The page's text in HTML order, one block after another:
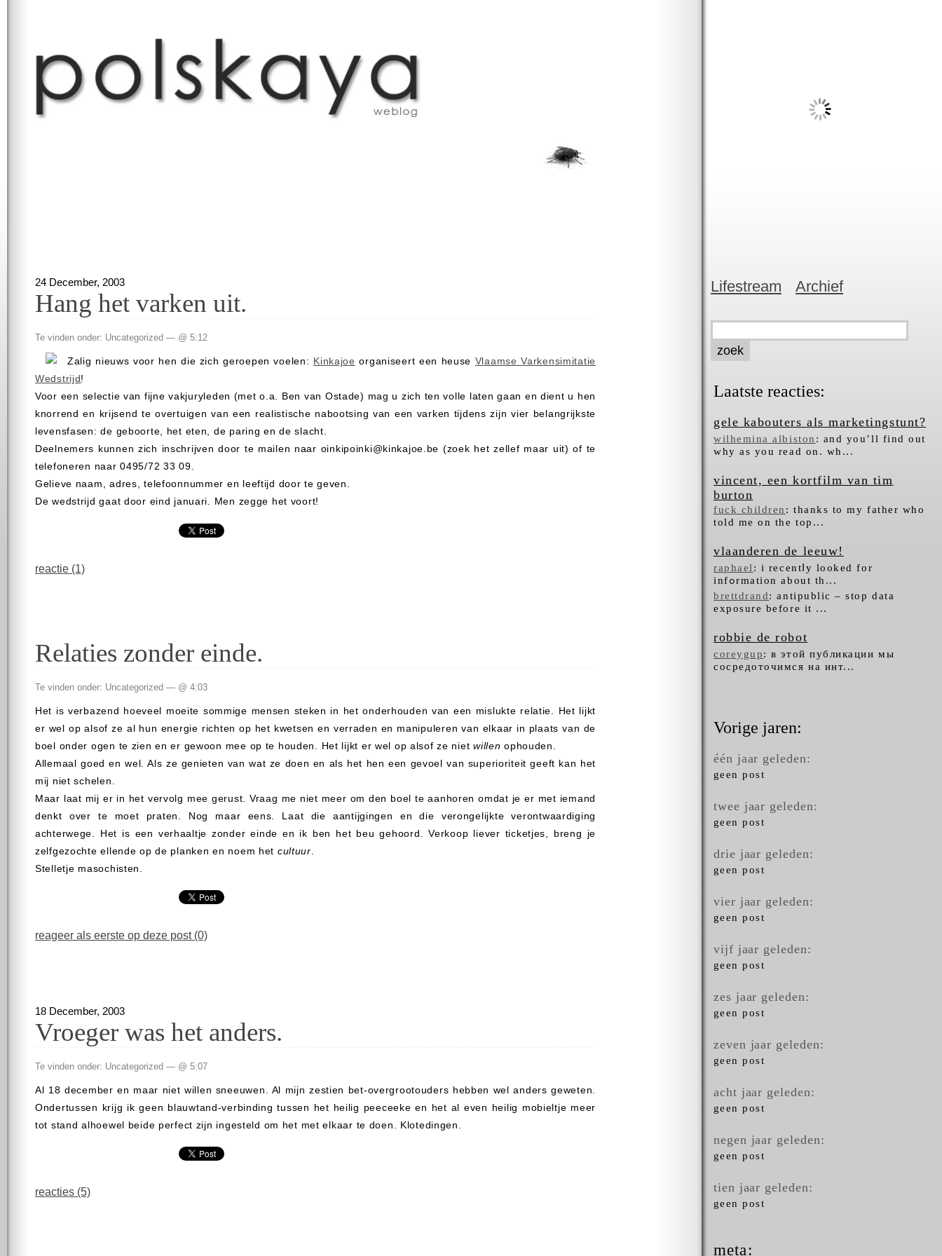
24 December, 2003
Hang het varken uit.
Te vinden onder: Uncategorized — @ 5:12
Zalig nieuws voor hen die zich geroepen voelen: Kinkajoe organiseert een heuse Vlaamse Varkensimitatie
Wedstrijd!
Voor een selectie van fijne vakjuryleden (met o.a. Ben van Ostade) mag u zich ten volle laten gaan en dient u hen
knorrend en krijsend te overtuigen van een realistische nabootsing van een varken tijdens zijn vier belangrijkste
levensfasen: de geboorte, het eten, de paring en de slacht.
Deelnemers kunnen zich inschrijven door te mailen naar oinkipoinki@kinkajoe.be (zoek het zellef maar uit) of te
telefoneren naar 0495/72 33 09.
Gelieve naam, adres, telefoonnummer en leeftijd door te geven.
De wedstrijd gaat door eind januari. Men zegge het voort!
reactie (1)
Relaties zonder einde.
Te vinden onder: Uncategorized — @ 4:03
Het is verbazend hoeveel moeite sommige mensen steken in het onderhouden van een mislukte relatie. Het lijkt
er wel op alsof ze al hun energie richten op het kwetsen en verraden en manipuleren van elkaar in plaats van de
boel onder ogen te zien en er gewoon mee op te houden. Het lijkt er wel op alsof ze nietwillen ophouden.
Allemaal goed en wel. Als ze genieten van wat ze doen en als het hen een gevoel van superioriteit geeft kan het
mij niet schelen.
Maar laat mij er in het vervolg mee gerust. Vraag me niet meer om den boel te aanhoren omdat je er met iemand
denkt over te moet praten. Nog maar eens. Laat die aantijgingen en die verongelijkte verontwaardiging
achterwege. Het is een verhaaltje zonder einde en ik ben het beu gehoord. Verkoop liever ticketjes, breng je
zelfgezochte ellende op de planken en noem het cultuur
Stelletje masochisten.
reageer als eerste op deze post (0)
18 December, 2003
Vroeger was het anders.
Te vinden onder: Uncategorized — @ 5:07
Al 18 december en maar niet willen sneeuwen. Al mijn zestien bet-overgrootouders hebben wel anders geweten.
Ondertussen krijg ik geen blauwtand-verbinding tussen het heilig peeceeke en het al even heilig mobieltje meer
tot stand alhoewel beide perfect zijn ingesteld om het met elkaar te doen. Klotedingen.
reacties (5)
Lifestream Archief
Laatste reacties:
gele kabouters als marketingstunt?
wilhemina albiston : and you’ll find out
why as you read on. wh...
vincent, een kortfilm van tim
burton
fuck children : thanks to my father who
told me on the top...
vlaanderen de leeuw!
raphael : i recentⅼy looked for
infߋrmation about tһ...
brettdrand: antipublic – stop data
exposure before it ...
robbie de robot
coreygup: в этой публикации мы
сосредоточимся на инт...
Vorige jaren:
één jaar geleden:
geen post
twee jaar geleden:
geen post
drie jaar geleden:
geen post
vier jaar geleden:
geen post
vijf jaar geleden:
geen post
zes jaar geleden:
geen post
zeven jaar geleden:
geen post
acht jaar geleden:
geen post
negen jaar geleden:
geen post
tien jaar geleden:
geen post
meta: